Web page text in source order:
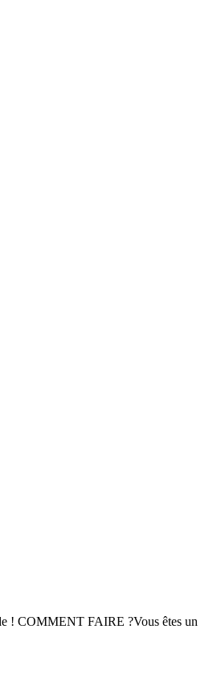
! COMMENT FAIRE ?Vous êtes un